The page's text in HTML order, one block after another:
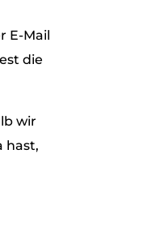
E-Mail
die
wir
hast,